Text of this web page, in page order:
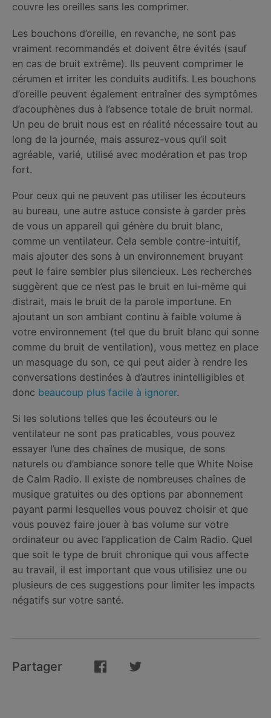
couvre les oreilles sans les comprimer.
Les bouchons d’oreille, en revanche, ne sont pas
vraiment recommandés et doivent être évités (sauf
en cas de bruit extrême). Ils peuvent comprimer le
cérumen et irriter les conduits auditifs. Les bouchons
d’oreille peuvent également entraîner des symptômes
d’acouphènes dus à l’absence totale de bruit normal.
Un peu de bruit nous est en réalité nécessaire tout au
long de la journée, mais assurez-vous qu’il soit
agréable, varié, utilisé avec modération et pas trop
fort.
Pour ceux qui ne peuvent pas utiliser les écouteurs
au bureau, une autre astuce consiste à garder près
de vous un appareil qui génère du bruit blanc,
comme un ventilateur. Cela semble contre-intuitif,
mais ajouter des sons à un environnement bruyant
peut le faire sembler plus silencieux. Les recherches
suggèrent que ce n’est pas le bruit en lui-même qui
distrait, mais le bruit de la parole importune. En
ajoutant un son ambiant continu à faible volume à
votre environnement (tel que du bruit blanc qui sonne
comme du bruit de ventilation), vous mettez en place
un masquage du son, ce qui peut aider à rendre les
conversations destinées à d’autres inintelligibles et
donc beaucoup plus facile à ignorer.
Si les solutions telles que les écouteurs ou le
ventilateur ne sont pas praticables, vous pouvez
essayer l’une des chaînes de musique, de sons
naturels ou d’ambiance sonore telle que White Noise
de Calm Radio. Il existe de nombreuses chaînes de
musique gratuites ou des options par abonnement
payant parmi lesquelles vous pouvez choisir et que
vous pouvez faire jouer à bas volume sur votre
ordinateur ou avec l’application de Calm Radio. Quel
que soit le type de bruit chronique qui vous affecte
au travail, il est important que vous utilisiez une ou
plusieurs de ces suggestions pour limiter les impacts
négatifs sur votre santé.
Partager